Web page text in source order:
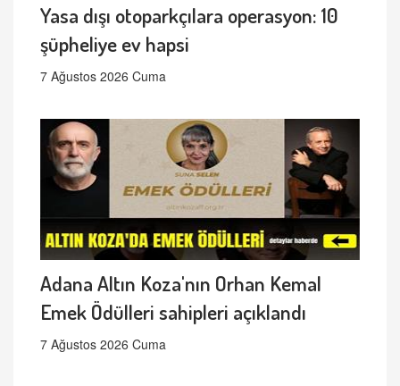
Yasa dışı otoparkçılara operasyon: 10
şüpheliye ev hapsi
7 Ağustos 2026 Cuma
Adana Altın Koza'nın Orhan Kemal
Emek Ödülleri sahipleri açıklandı
7 Ağustos 2026 Cuma